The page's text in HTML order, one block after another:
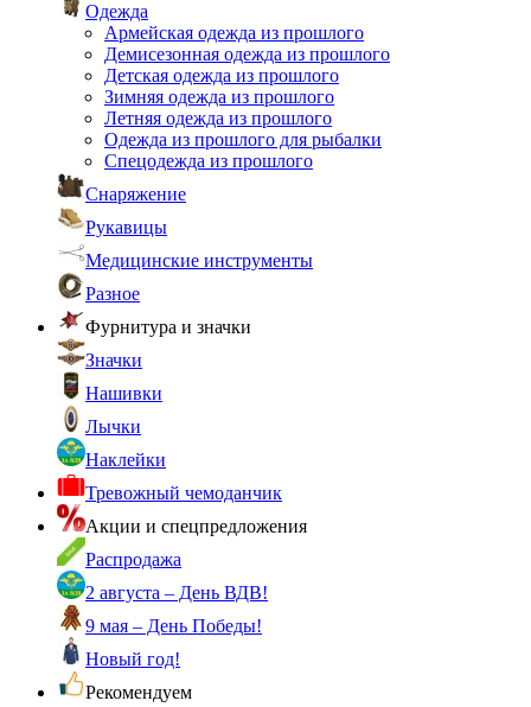
Одежда
Армейская одежда из прошлого
Демисезонная одежда из прошлого
Детская одежда из прошлого
Зимняя одежда из прошлого
Летняя одежда из прошлого
Одежда из прошлого для рыбалки
Спецодежда из прошлого
Снаряжение
Рукавицы
Медицинские инструменты
Разное
Фурнитура и значки
Значки
Нашивки
Лычки
Наклейки
Тревожный чемоданчик
Акции и спецпредложения
Распродажа
2 августа – День ВДВ!
9 мая – День Победы!
Новый год!
Рекомендуем